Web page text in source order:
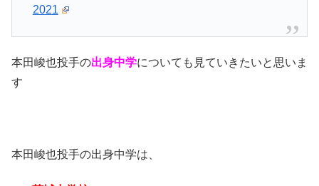
2021
本田峻也投手の出身中学についても見ていきたいと思いま
す
本田峻也投手の出身中学は、